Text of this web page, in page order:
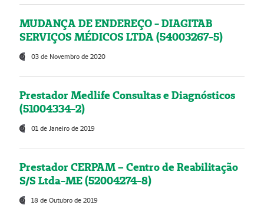
MUDANÇA DE ENDEREÇO - DIAGITAB
SERVIÇOS MÉDICOS LTDA (54003267-5)
03 de Novembro de 2020
Prestador Medlife Consultas e Diagnósticos
(51004334-2)
01 de Janeiro de 2019
Prestador CERPAM – Centro de Reabilitação
S/S Ltda-ME (52004274-8)
18 de Outubro de 2019